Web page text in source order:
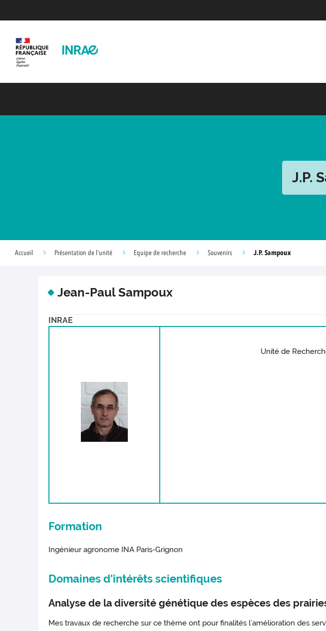
J.P.
Accueil Présentation de l'unité Equipe de recherche Souvenirs J.P. Sampoux
Jean-Paul Sampoux
INRAE
Unité de
Formation
Ingénieur agronome INA Paris-Grignon
Domaines d'intérêts scientifiques
Analyse de la diversité génétique des espèces des
Mes travaux de recherche sur ce thème ont pour finalités l’amélioration des